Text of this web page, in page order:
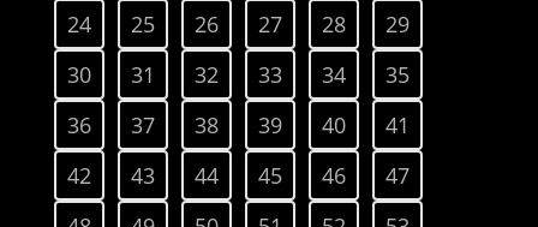
24
25 26 27 28
29
30
31 32 33 34
35
36
37 38 39 40
41
42
43 44 45 46
47